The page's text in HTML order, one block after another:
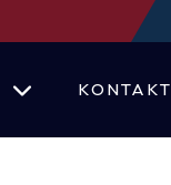
KONTAKT